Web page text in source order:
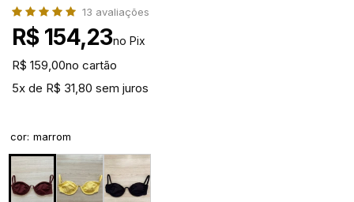
13 avaliações
R$ 154,23no Pix
R$ 159,00no cartão
5x de R$ 31,80 sem juros
cor: marrom